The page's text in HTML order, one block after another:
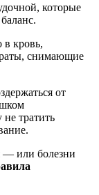
которые
в кровь,
снимающие
от
тратить
— или болезни